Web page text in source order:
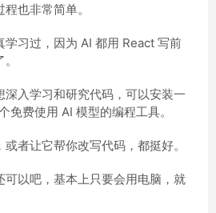
也非常简单。
学习过，因为 AI 都用 React 写前
深入学习和研究代码，可以安装一
免费使用 AI 模型的编程工具。
者让它帮你改写代码，都挺好。
可以吧，基本上只要会用电脑，就